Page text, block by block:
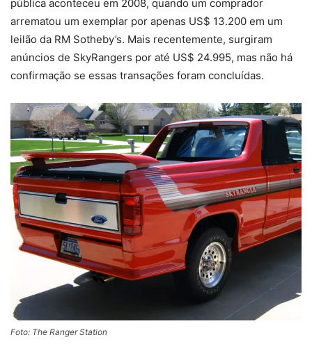
pública aconteceu em 2008, quando um comprador
arrematou um exemplar por apenas US$ 13.200 em um
leilão da RM Sotheby’s. Mais recentemente, surgiram
anúncios de SkyRangers por até US$ 24.995, mas não há
confirmação se essas transações foram concluídas.
Foto: The Ranger Station